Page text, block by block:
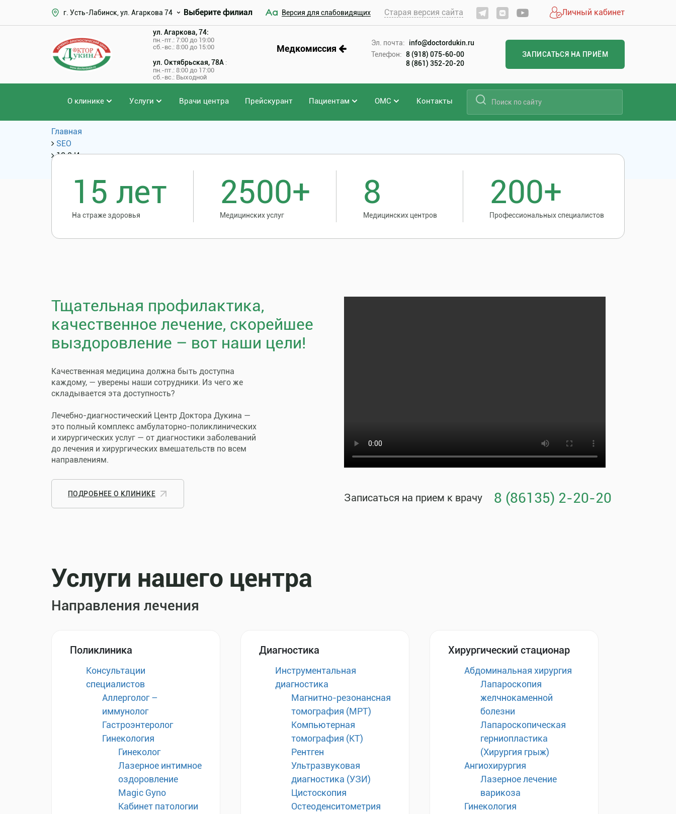
г. Усть-Лабинск, ул. Агаркова 74 Выберите филиал Версия для слабовидящих Старая версия сайта Личный кабинет
ул. Агаркова, 74:
пн.-пт.: 7:00 до 19:00
сб.-вс.: 8:00 до 15:00
ул. Октябрьская, 78А :
пн.-пт.: 8:00 до 17:00
сб.-вс.: Выходной
Медкомиссия
Эл. почта:
info@doctordukin.ru
Телефон: 8 (918) 075-60-00
8 (861) 352-20-20
ЗАПИСАТЬСЯ НА ПРИЁМ
О клинике Услуги Врачи центра Прейскурант Пациентам ОМС Контакты
Главная
SEO
13.2 Иссечение парааурикулярного свища
15 лет
На страже здоровья
2500+
Медицинских услуг
8
Медицинских центров
200+
Профессиональных специалистов
Тщательная профилактика,
качественное лечение, скорейшее
выздоровление – вот наши цели!
Качественная медицина должна быть доступна
каждому, — уверены наши сотрудники. Из чего же
складывается эта доступность?
Лечебно-диагностический Центр Доктора Дукина —
это полный комплекс амбулаторно-поликлинических
и хирургических услуг — от диагностики заболеваний
до лечения и хирургических вмешательств по всем
направлениям.
ПОДРОБНЕЕ О КЛИНИКЕ Записаться на прием к врачу 8 (86135) 2-20-20
Услуги нашего центра
Направления лечения
Поликлиника
Консультации
специалистов
Аллерголог –
иммунолог
Гастроэнтеролог
Гинекология
Гинеколог
Лазерное интимное
оздоровление
Magic Gyno
Кабинет патологии
Диагностика
Инструментальная
диагностика
Магнитно-резонансная
томография (МРТ)
Компьютерная
томография (КТ)
Рентген
Ультразвуковая
диагностика (УЗИ)
Цистоскопия
Остеоденситометрия
Хирургический стационар
Абдоминальная хирургия
Лапароскопия
желчнокаменной
болезни
Лапароскопическая
герниопластика
(Хирургия грыж)
Ангиохирургия
Лазерное лечение
варикоза
Гинекология